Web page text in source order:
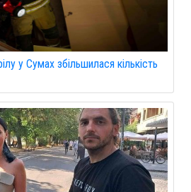
у Сумах збільшилася кількість